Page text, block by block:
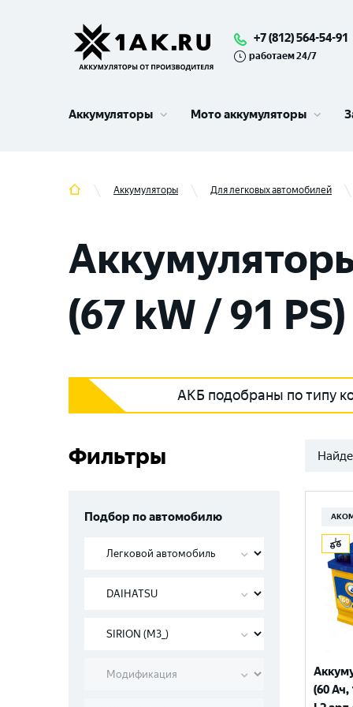
+7 (812) 564-54-91
работаем 24/7
Аккумуляторы Мото аккумуляторы
Аккумуляторы Для легковых автомобилей
(67 kW / 91 PS)
АКБ подобраны по типу
Фильтры
Подбор по автомобилю
(60 Ач,